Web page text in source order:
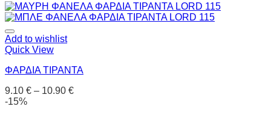
Add to wishlist
Quick View
ΦΑΡΔΙΑ ΤΙΡΑΝΤΑ
9.10 € – 10.90 €
-15%